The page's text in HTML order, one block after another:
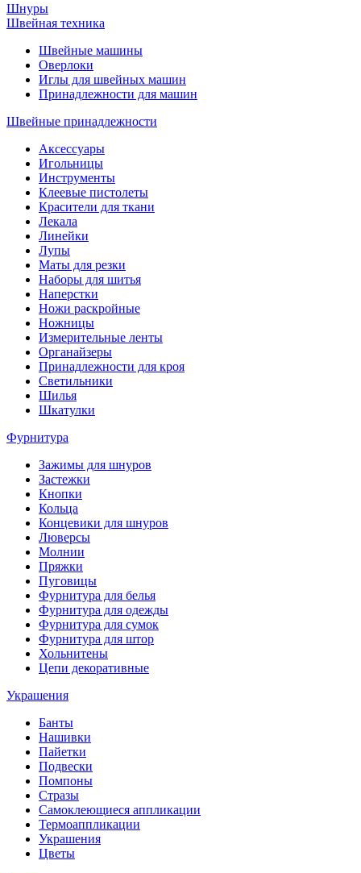
Шнуры
Швейная техника
Швейные машины
Оверлоки
Иглы для швейных машин
Принадлежности для машин
Швейные принадлежности
Аксессуары
Игольницы
Инструменты
Клеевые пистолеты
Красители для ткани
Лекала
Линейки
Лупы
Маты для резки
Наборы для шитья
Наперстки
Ножи раскройные
Ножницы
Измерительные ленты
Органайзеры
Принадлежности для кроя
Светильники
Шилья
Шкатулки
Фурнитура
Зажимы для шнуров
Застежки
Кнопки
Кольца
Концевики для шнуров
Люверсы
Молнии
Пряжки
Пуговицы
Фурнитура для белья
Фурнитура для одежды
Фурнитура для сумок
Фурнитура для штор
Хольнитены
Цепи декоративные
Украшения
Банты
Нашивки
Пайетки
Подвески
Помпоны
Стразы
Самоклеющиеся аппликации
Термоаппликации
Украшения
Цветы